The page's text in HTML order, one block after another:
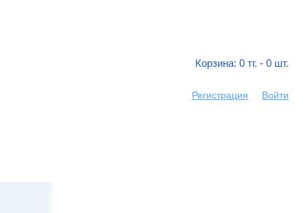
Корзина: 0 тг. - 0 шт.
Регистрация Войти